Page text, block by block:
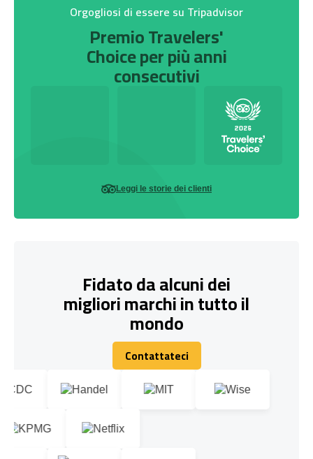
Orgogliosi di essere su Tripadvisor
Premio Travelers'
Choice per più anni
consecutivi
Leggi le storie dei clienti
Fidato da alcuni dei
migliori marchi in tutto il
mondo
Contattateci
Contattateci